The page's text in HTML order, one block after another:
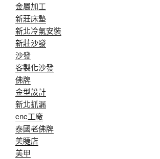
金屬加工
新莊床墊
新北冷氣安裝
新莊沙發
沙發
客製化沙發
佛牌
金型設計
新北抓漏
cnc工廠
泰國老佛牌
美睫店
美甲